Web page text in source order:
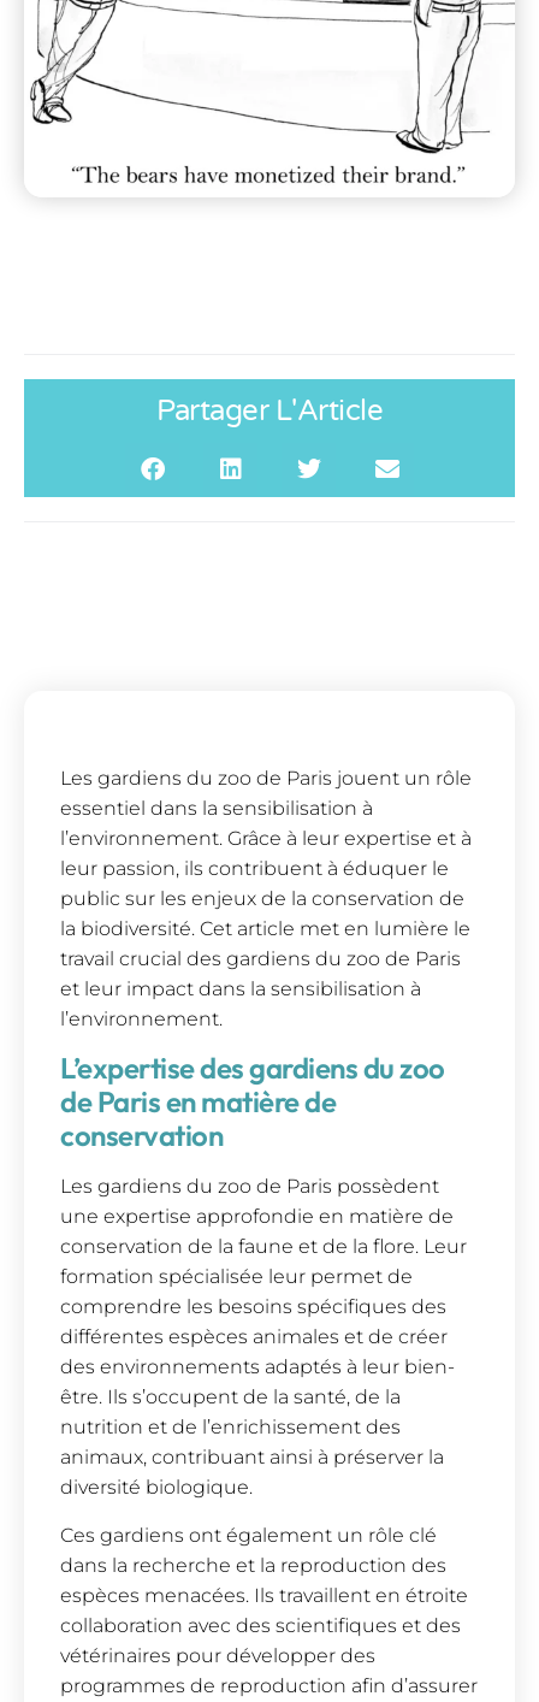
Partager L'Article
Les gardiens du zoo de Paris jouent un rôle
essentiel dans la sensibilisation à
l’environnement. Grâce à leur expertise et à
leur passion, ils contribuent à éduquer le
public sur les enjeux de la conservation de
la biodiversité. Cet article met en lumière le
travail crucial des gardiens du zoo de Paris
et leur impact dans la sensibilisation à
l’environnement.
L’expertise des gardiens du zoo
de Paris en matière de
conservation
Les gardiens du zoo de Paris possèdent
une expertise approfondie en matière de
conservation de la faune et de la flore. Leur
formation spécialisée leur permet de
comprendre les besoins spécifiques des
différentes espèces animales et de créer
des environnements adaptés à leur bien-
être. Ils s’occupent de la santé, de la
nutrition et de l’enrichissement des
animaux, contribuant ainsi à préserver la
diversité biologique.
Ces gardiens ont également un rôle clé
dans la recherche et la reproduction des
espèces menacées. Ils travaillent en étroite
collaboration avec des scientifiques et des
vétérinaires pour développer des
programmes de reproduction afin d’assurer